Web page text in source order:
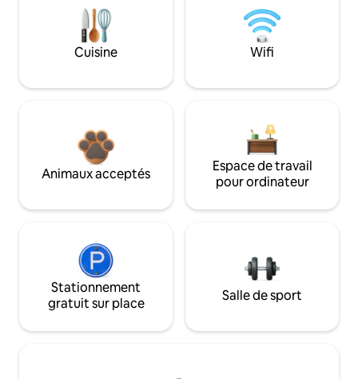
Cuisine Wifi
Animaux acceptés
Espace de travail
pour ordinateur
Stationnement
gratuit sur place
Salle de sport